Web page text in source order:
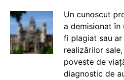
Un cunoscut
a demisionat în
fi plagiat sau
realizărilor
poveste de
diagnostic de